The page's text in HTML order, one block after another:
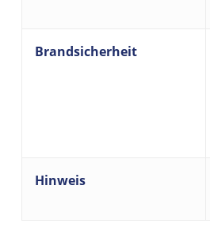
Brandsicherheit
Hinweis